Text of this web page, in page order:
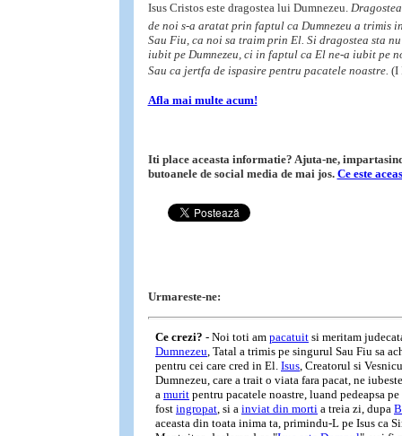
Isus Cristos este dragostea lui Dumnezeu.
de noi s-a aratat prin faptul ca Dumnezeu a trimis
Sau Fiu, ca noi sa traim prin El. Si dragostea sta
iubit pe Dumnezeu, ci in faptul ca El ne-a iubit pe
Sau ca jertfa de ispasire pentru pacatele noastre. (I
Afla mai multe acum!
Iti place aceasta informatie? Ajuta-ne,
butoanele de social media de mai jos. Ce este
Urmareste-ne: